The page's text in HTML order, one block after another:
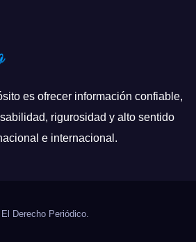
es ofrecer información confiable,
rigurosidad y alto sentido
e internacional.
Derecho Periódico.